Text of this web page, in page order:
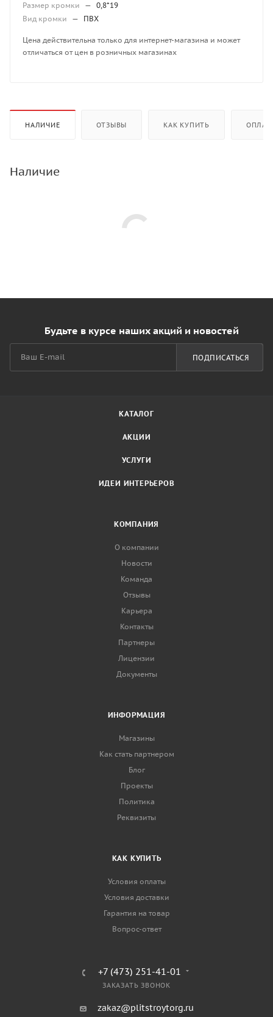
Размер кромки
— 0,8*19
Вид кромки
— ПВХ
Цена действительна только для интернет-магазина и может
отличаться от цен в розничных магазинах
НАЛИЧИЕ ОТЗЫВЫ КАК КУПИТЬ
Наличие
Будьте в курсе наших акций и новостей
ПОДПИСАТЬСЯ
КАТАЛОГ
АКЦИИ
УСЛУГИ
ИДЕИ ИНТЕРЬЕРОВ
КОМПАНИЯ
О компании
Новости
Команда
Отзывы
Карьера
Контакты
Партнеры
Лицензии
Документы
ИНФОРМАЦИЯ
Магазины
Как стать партнером
Блог
Проекты
Политика
Реквизиты
КАК КУПИТЬ
Условия оплаты
Условия доставки
Гарантия на товар
Вопрос-ответ
+7 (473) 251-41-01
ЗАКАЗАТЬ ЗВОНОК
zakaz@plitstroytorg.ru